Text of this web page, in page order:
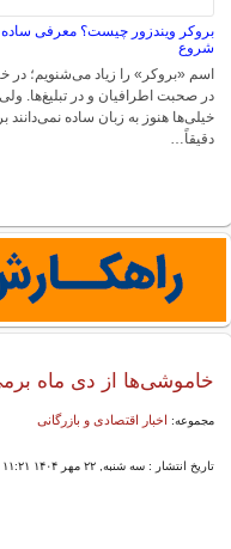
بروکر ویندزور چیست؟ معرفی ساده
شروع
اسم «بروکر» را زیاد می‌شنویم؛ در
در صحبت اطرافیان و در تبلیغ‌ها. ولی
خیلی‌ها هنوز به زبان ساده نمی‌دانند
دقیقاً…
خاموشی‌ها از دی ماه
مجموعه: اخبار اقتصادی و بازرگانی
تاریخ انتشار : سه شنبه, ۲۲ مهر ۱۴۰۴ ۱۱:۲۱